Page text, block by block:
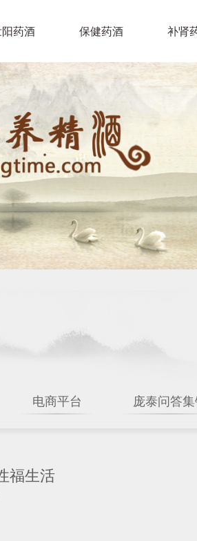
药酒 保健药酒 补肾
电商平台 庞泰问答
福生活